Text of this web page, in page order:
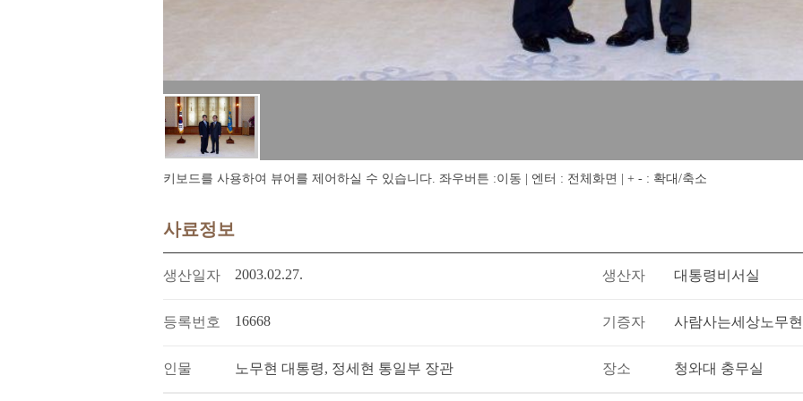
키보드를 사용하여 뷰어를 제어하실 수 있습니다. 좌우버튼 :이동 | 엔터 : 전체화면 | + - : 확대/축소
사료정보
생산일자 2003.02.27. 생산자 대통령비서실
등록번호 16668 기증자 사람사는세상노무
인물 노무현 대통령, 정세현 통일부 장관 장소 청와대 충무실